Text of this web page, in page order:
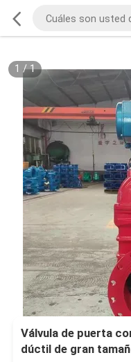
1 /1
Válvula de puerta
dúctil de gran